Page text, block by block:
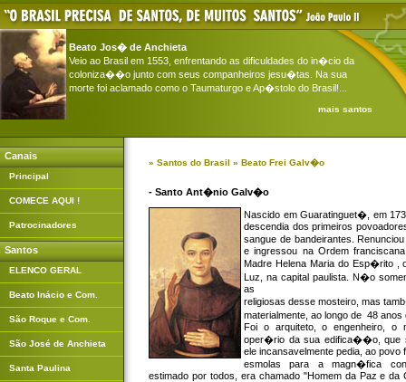
Beato Jos� de Anchieta
Veio ao Brasil em 1553, enfrentando as dificuldades do in�cio da
coloniza��o junto com seus companheiros jesu�tas. Na sua
morte foi aclamado como o Taumaturgo e Ap�stolo do Brasil!...
mais santos
Canais
Principal
COMECE AQUI !
Patrocinadores
Santos
ELENCO GERAL
Beato Inácio e Com.
São Roque e Com.
São José de Anchieta
Santa Paulina
» Santos do Brasil » Beato Frei Galv�o
- Santo Ant�nio Galv�o
Nascido em Guaratinguet�, em
descendia dos primeiros
sangue de bandeirantes.
e ingressou na Ordem
Madre Helena Maria do Esp�rito ,
Luz, na capital paulista. N�o
as
religiosas desse mosteiro, mas
materialmente, ao longo de 48
Foi o arquiteto, o engenheiro,
oper�rio da sua edifica��o, que
ele incansavelmente pedia, ao povo
esmolas para a magn�fica
estimado por todos, era chamado "Homem da Paz e da